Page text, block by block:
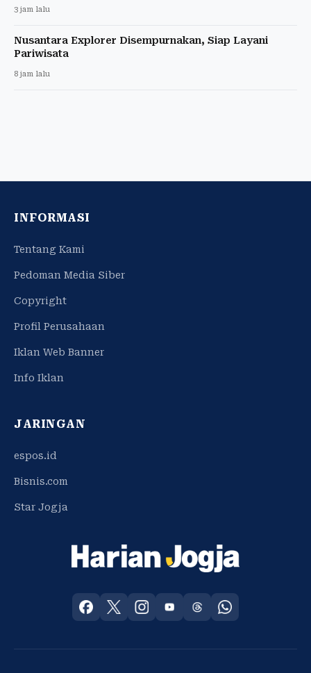
3 jam lalu
Nusantara Explorer Disempurnakan, Siap Layani
Pariwisata
8 jam lalu
INFORMASI
Tentang Kami
Pedoman Media Siber
Copyright
Profil Perusahaan
Iklan Web Banner
Info Iklan
JARINGAN
espos.id
Bisnis.com
Star Jogja